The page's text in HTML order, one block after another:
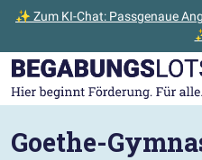
✨ Zum KI-Chat: Passgenaue
Zum Hauptinhalt der Seite
Zur Startseite gehen
Goethe-